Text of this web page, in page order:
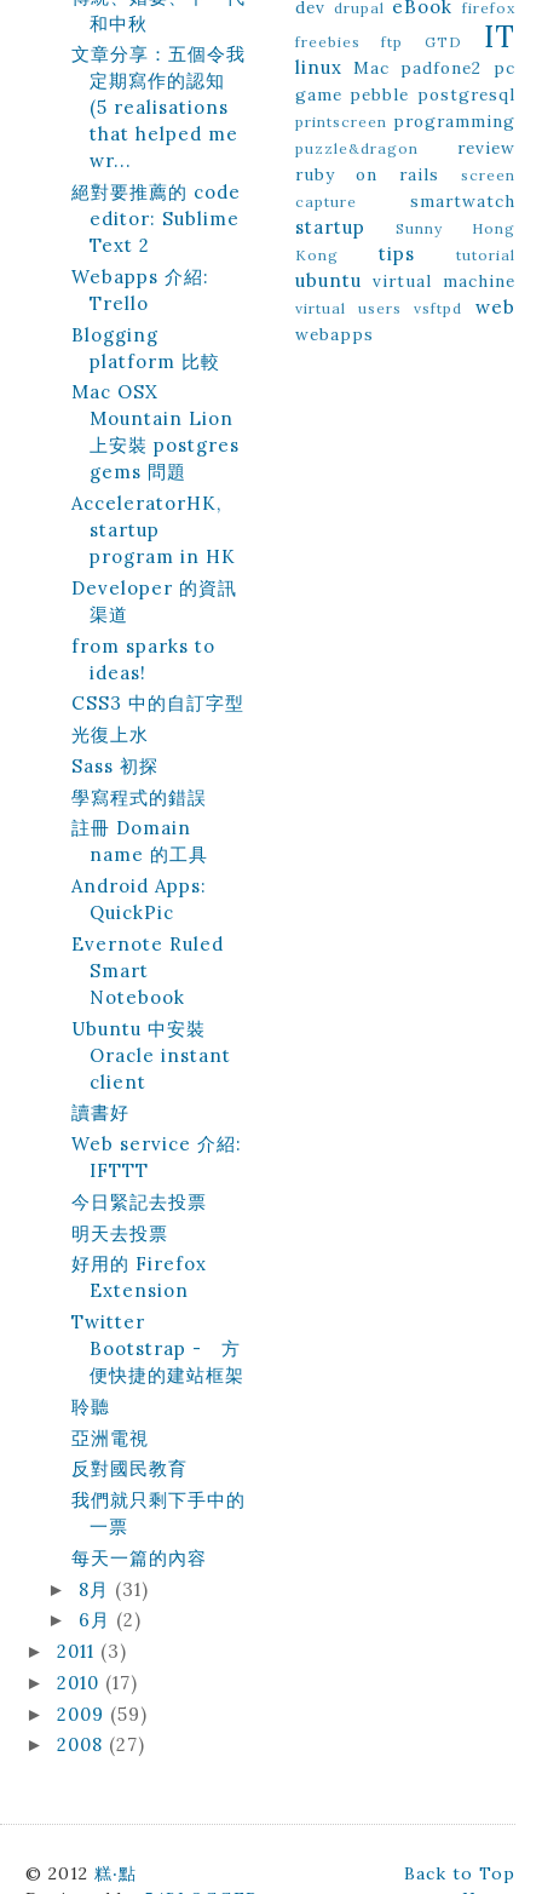
和中秋
文章分享：五個令我
定期寫作的認知
(5 realisations
that helped me
wr...
絕對要推薦的 code
editor: Sublime
Text 2
Webapps 介紹:
Trello
Blogging
platform 比較
Mac OSX
Mountain Lion
上安裝 postgres
gems 問題
AcceleratorHK,
startup
program in HK
Developer 的資訊
渠道
from sparks to
ideas!
CSS3 中的自訂字型
光復上水
Sass 初探
學寫程式的錯誤
註冊 Domain
name 的工具
Android Apps:
QuickPic
Evernote Ruled
Smart
Notebook
Ubuntu 中安裝
Oracle instant
client
讀書好
Web service 介紹:
IFTTT
今日緊記去投票
明天去投票
好用的 Firefox
Extension
Twitter
Bootstrap - 方
便快捷的建站框架
聆聽
亞洲電視
反對國民教育
我們就只剩下手中的
一票
每天一篇的內容
► 8月 (31)
► 6月 (2)
►2011 (3)
►2010 (17)
►2009 (59)
►2008 (27)
dev drupal eBook firefox
freebies
ftp GTD IT
linux Mac padfone2
pc
game pebble postgresql
printscreen programming
puzzle&dragon
review
ruby on rails
screen
capture
smartwatch
startup
Sunny Hong
Kong
tips tutorial
ubuntu virtual machine
virtual users vsftpd web
webapps
© 2012糕‧點
Back to Top